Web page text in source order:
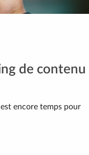
de contenu
encore temps pour